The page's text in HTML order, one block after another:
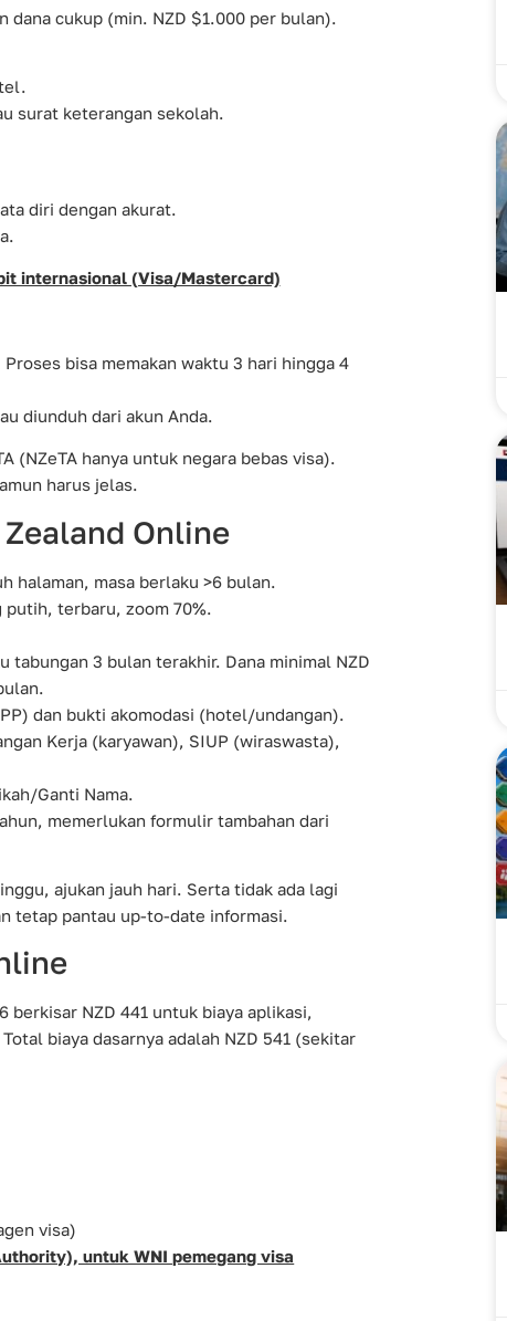
dana cukup (min. NZD $1.000 per bulan).
surat keterangan sekolah.
diri dengan akurat.
internasional (Visa/Mastercard)
bisa memakan waktu 3 hari hingga 4
diunduh dari akun Anda.
(NZeTA hanya untuk negara bebas visa).
harus jelas.
Online
halaman, masa berlaku >6 bulan.
terbaru, zoom 70%.
tabungan 3 bulan terakhir. Dana minimal NZD
dan bukti akomodasi (hotel/undangan).
Kerja (karyawan), SIUP (wiraswasta),
Ganti Nama.
memerlukan formulir tambahan dari
ajukan jauh hari. Serta tidak ada lagi
tetap pantau up-to-date informasi.
berkisar NZD 441 untuk biaya aplikasi,
biaya dasarnya adalah NZD 541 (sekitar
visa)
untuk WNI pemegang visa